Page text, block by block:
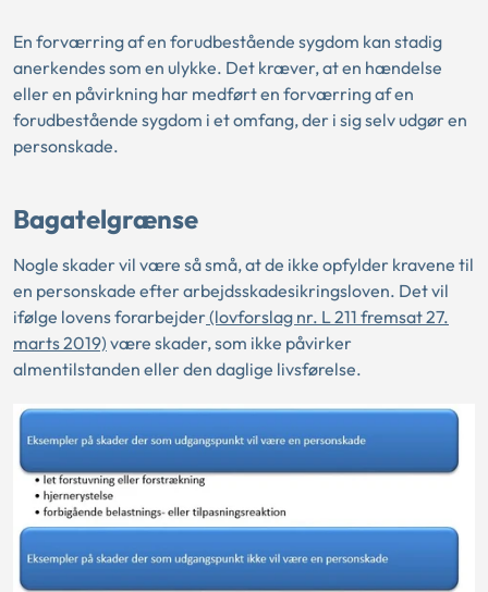
En forværring af en forudbestående sygdom kan stadig
anerkendes som en ulykke. Det kræver, at en hændelse
eller en påvirkning har medført en forværring af en
forudbestående sygdom i et omfang, der i sig selv udgør en
personskade.
Bagatelgrænse
Nogle skader vil være så små, at de ikke opfylder kravene til
en personskade efter arbejdsskadesikringsloven. Det vil
ifølge lovens forarbejder(lovforslag nr. L 211 fremsat 27.
marts 2019) være skader, som ikke påvirker
almentilstanden eller den daglige livsførelse.